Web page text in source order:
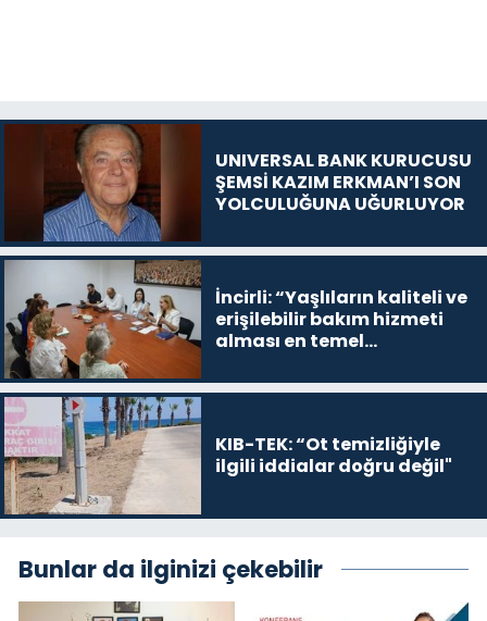
UNIVERSAL BANK KURUCUSU
ŞEMSİ KAZIM ERKMAN’I SON
YOLCULUĞUNA UĞURLUYOR
İncirli: “Yaşlıların kaliteli ve
erişilebilir bakım hizmeti
alması en temel
KIB-TEK: “Ot temizliğiyle
ilgili iddialar doğru değil"
Bunlar da ilginizi çekebilir